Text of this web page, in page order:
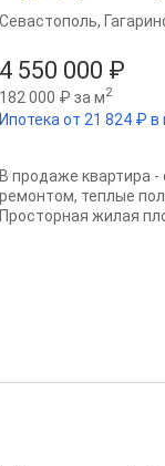
4 550 000 ₽
182 000 ₽ за м2
Ипотека от 21 824 ₽
Севастополь,
В продаже квартира -
рeмонтoм, теплые
Пpocтoрная жилaя